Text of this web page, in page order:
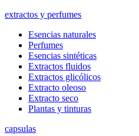
extractos y perfumes
Esencias naturales
Perfumes
Esencias sintéticas
Extractos fluidos
Extractos glicólicos
Extracto oleoso
Extracto seco
Plantas y tinturas
capsulas